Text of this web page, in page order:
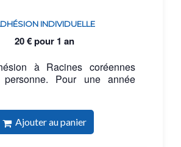
INDIVIDUELLE
20€pour 1 an
à Racines coréennes
Pour une année
Ajouter au panier